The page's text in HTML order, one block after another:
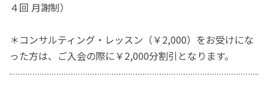
４回 月謝制）
＊コンサルティング・レッスン（￥2,000）をお受けにな
った方は、ご入会の際に￥2,000分割引となります。